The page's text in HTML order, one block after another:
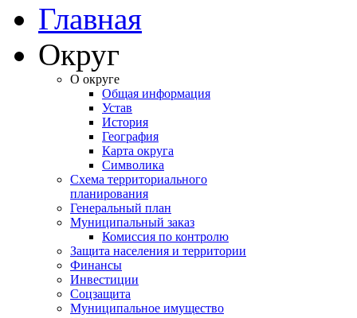
Главная
Округ
О округе
Общая информация
Устав
История
География
Карта округа
Символика
Схема территориального
планирования
Генеральный план
Муниципальный заказ
Комиссия по контролю
Защита населения и территории
Финансы
Инвестиции
Соцзащита
Муниципальное имущество